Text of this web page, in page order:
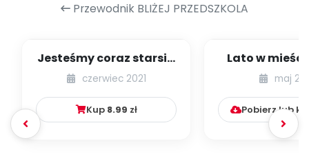
Przewodnik BLIŻEJ PRZEDSZKOLA
Jesteśmy coraz starsi -
zestaw
czerwiec 2021
Kup 8.99 zł
Lato w
dzieci
numer
maj
Pobierz lub